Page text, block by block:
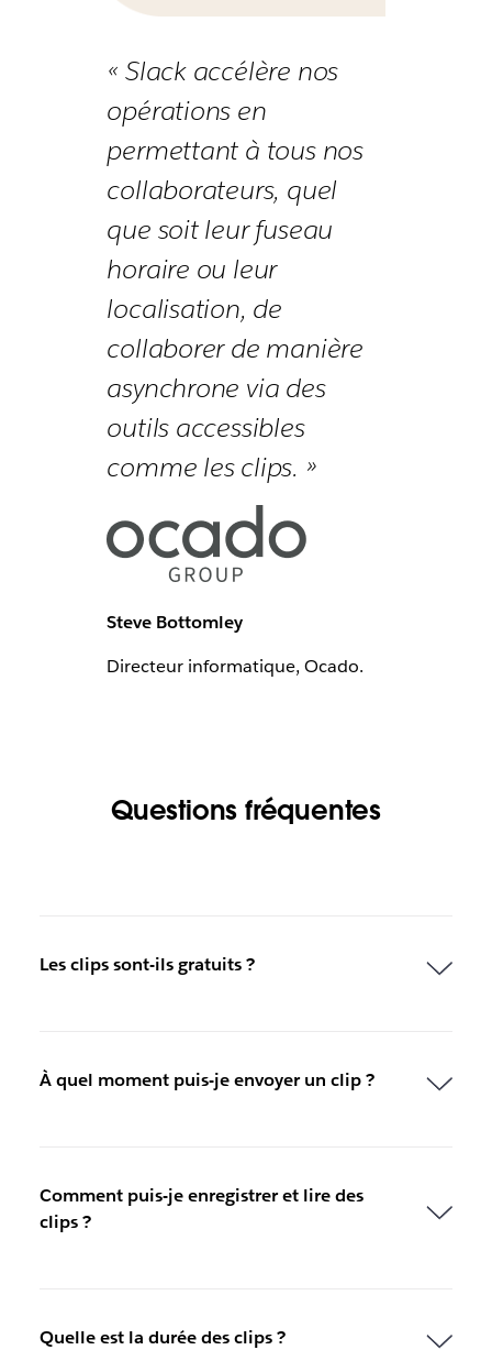
« Slack accélère nos
opérations en
permettant à tous nos
collaborateurs, quel
que soit leur fuseau
horaire ou leur
localisation, de
collaborer de manière
asynchrone via des
outils accessibles
comme les clips. »
Steve Bottomley
Directeur informatique, Ocado.
Questions fréquentes
Les clips sont-ils gratuits ?
À quel moment puis-je envoyer un clip ?
Comment puis-je enregistrer et lire des
clips ?
Quelle est la durée des clips ?